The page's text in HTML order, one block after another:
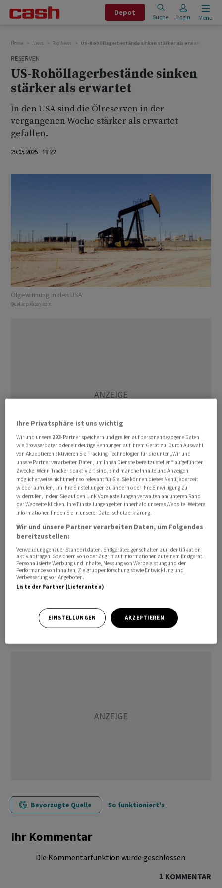
Depot
Suche Login Menu
Home News Top News US-Rohöllagerbestände sinken stärker als erwartet
RESERVEN
US-Rohöllagerbestände sinken
stärker als erwartet
In den USA sind die Ölreserven in der
vergangenen Woche stärker als erwartet
gefallen.
29.05.2025 18:22
Ölgewinnung in den USA.
Quelle: pixabay.com
Die Rohölvorräte sanken um 2,8 Millionen auf 440,4
Millionen Barrel (je 159 Liter), wie das US-
Energieministerium am Donnerstag in Washington
mitteilte. Analysten hatten im Schnitt mit einem
Rückgang um 1,8 Millionen Barrel gerechnet.
Die Benzinbestände fielen um 2,4 Millionen auf 223,1
Millionen Barrel. Die Vorräte an Destillaten (Heizöl,
Diesel) sanken um 0,7 Millionen auf 103,4 Millionen
13,4 Millionen Barrel.
Bevorzugte Quelle So funktioniert's
Ihr Kommentar
Die Kommentarfunktion wurde geschlossen.
1 KOMMENTAR
Ihre Privatsphäre ist uns wichtig
Wir und unsere 293-Partner speichern und greifen auf personenbezogene Daten
wie Browserdaten oder eindeutige Kennungen auf Ihrem Gerät zu. Durch Auswahl
von Akzeptieren aktivieren Sie Tracking-Technologien für die unter „Wir und
unsere Partner verarbeiten Daten, um Ihnen Dienste bereitzustellen“ aufgeführten
Zwecke. Wenn Tracker deaktiviert sind, sind manche Inhalte und Anzeigen
möglicherweise nicht mehr so relevant für Sie. Sie können dieses Menü jederzeit
wieder aufrufen, um Ihre Einstellungen zu ändern oder Ihre Einwilligung zu
widerrufen, indem Sie auf den Link Voreinstellungen verwalten am unteren Rand
der Webseite klicken. Ihre Einstellungen gelten innerhalb unseres Website. Weitere
Informationen finden Sie in unserer Datenschutzerklärung.
Wir und unsere Partner verarbeiten Daten, um Folgendes
bereitzustellen:
Verwendung genauer Standortdaten. Endgeräteeigenschaften zur Identifikation
aktiv abfragen. Speichern von oder Zugriff auf Informationen auf einem Endgerät.
Personalisierte Werbung und Inhalte, Messung von Werbeleistung und der
Performance von Inhalten, Zielgruppenforschung sowie Entwicklung und
Verbesserung von Angeboten.
Liste der Partner (Lieferanten)
EINSTELLUNGEN AKZEPTIEREN